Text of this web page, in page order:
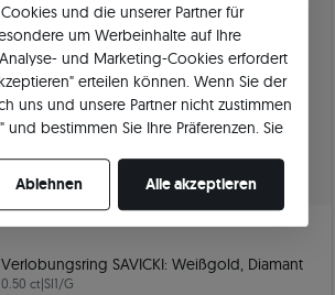
Verlobungsring SAVICKI: Weißgold, Diamant
0.50 ct|SI1/G
und die unserer Partner für
um Werbeinhalte auf Ihre
und Marketing-Cookies erfordert
erteilen können. Wenn Sie der
uns und unsere Partner nicht zustimmen
bestimmen Sie Ihre Präferenzen. Sie
Ablehnen Alle akzeptieren